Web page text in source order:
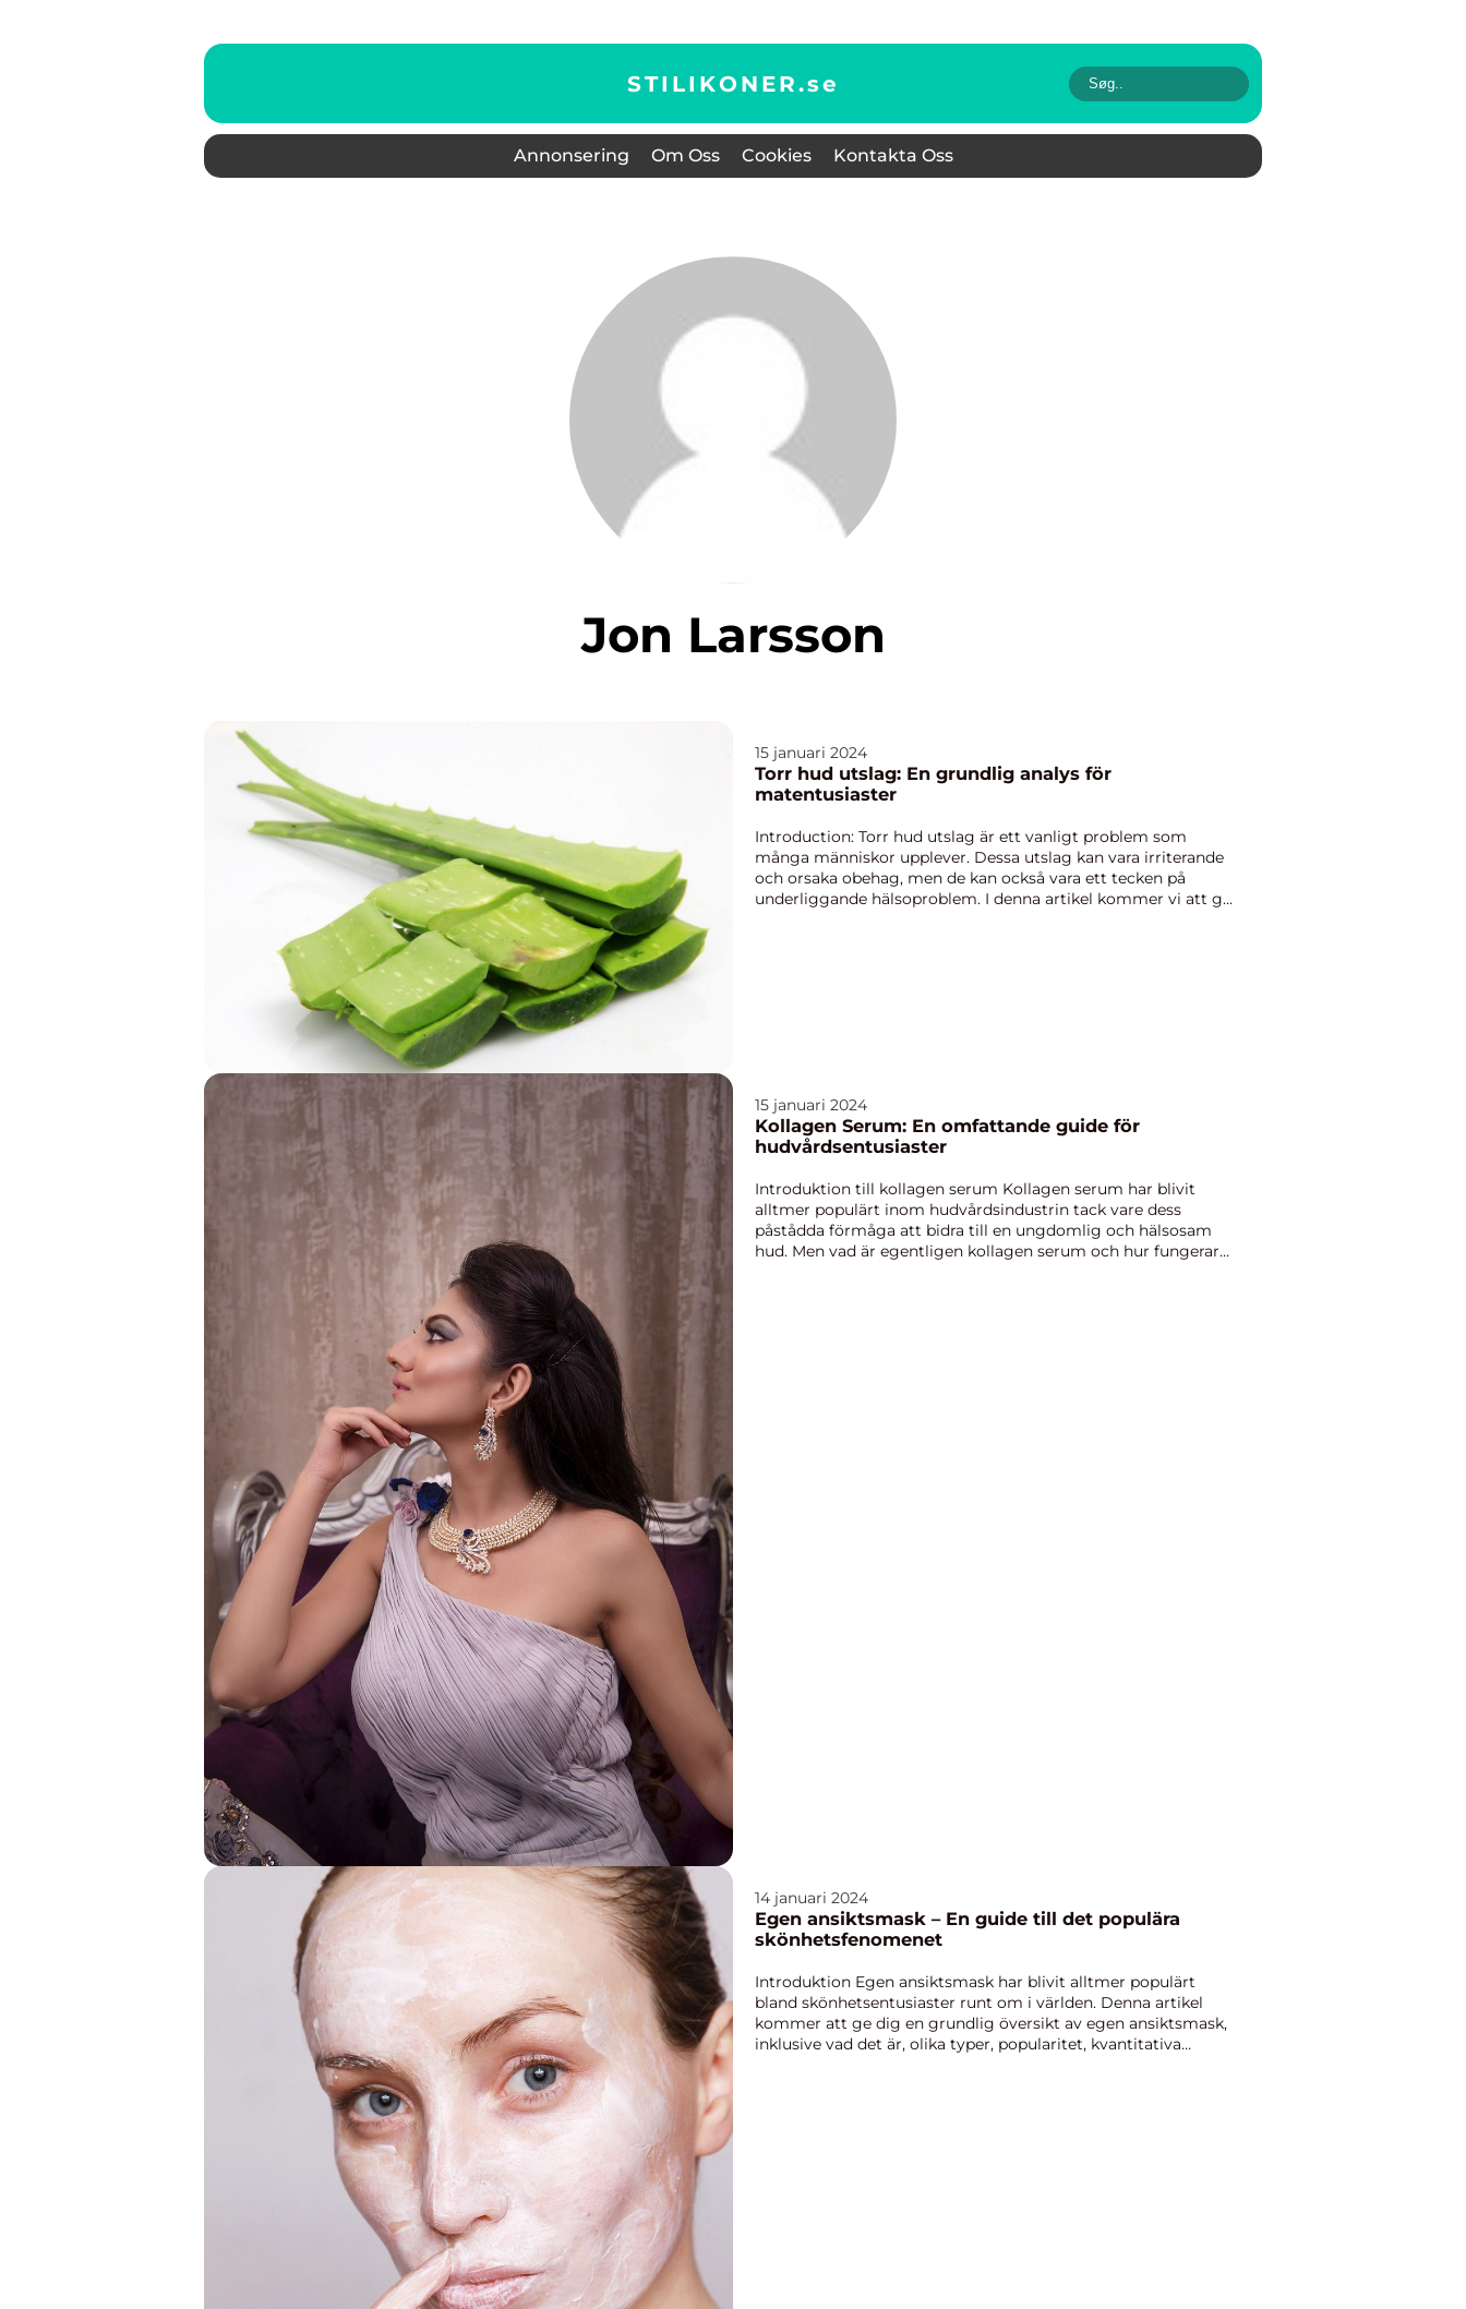
STILIKONER.se
Annonsering Om Oss Cookies Kontakta Oss
Jon Larsson
15 januari 2024
Torr hud utslag: En grundlig analys för
matentusiaster
Introduction: Torr hud utslag är ett vanligt problem som
många människor upplever. Dessa utslag kan vara irriterande
och orsaka obehag, men de kan också vara ett tecken på
underliggande hälsoproblem. I denna artikel kommer vi att ge
15 januari 2024
Kollagen Serum: En omfattande guide för
hudvårdsentusiaster
Introduktion till kollagen serum Kollagen serum har blivit
alltmer populärt inom hudvårdsindustrin tack vare dess
påstådda förmåga att bidra till en ungdomlig och hälsosam
hud. Men vad är egentligen kollagen serum och hur fungerar
14 januari 2024
Egen ansiktsmask – En guide till det populära
skönhetsfenomenet
Introduktion Egen ansiktsmask har blivit alltmer populärt
bland skönhetsentusiaster runt om i världen. Denna artikel
kommer att ge dig en grundlig översikt av egen ansiktsmask,
inklusive vad det är, olika typer, popularitet, kvantitativa